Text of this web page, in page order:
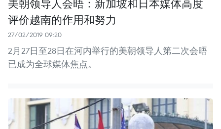
美朝领导人会晤：新加坡和日本媒体高度
评价越南的作用和努力
27/02/2019 09:20
2月27日至28日在河内举行的美朝领导人第二次会晤
已成为全球媒体焦点。